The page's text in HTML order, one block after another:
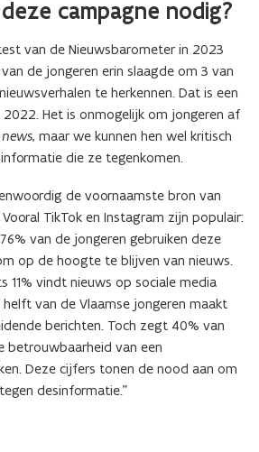
campagne nodig?
van de Nieuwsbarometer in 2023
de jongeren erin slaagde om 3 van
te herkennen. Dat is een
Het is onmogelijk om jongeren af
, maar we kunnen hen wel kritisch
die ze tegenkomen.
de voornaamste bron van
TikTok en Instagram zijn populair:
van de jongeren gebruiken deze
op de hoogte te blijven van nieuws.
11% vindt nieuws op sociale media
van de Vlaamse jongeren maakt
berichten. Toch zegt 40% van
betrouwbaarheid van een
Deze cijfers tonen de nood aan om
desinformatie.”